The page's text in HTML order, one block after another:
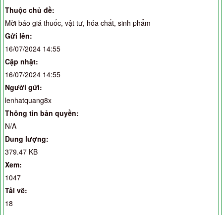
Thuộc chủ đề:
Mời báo giá thuốc, vật tư, hóa chất, sinh phẩm
Gửi lên:
16/07/2024 14:55
Cập nhật:
16/07/2024 14:55
Người gửi:
lenhatquang8x
Thông tin bản quyền:
N/A
Dung lượng:
379.47 KB
Xem:
1047
Tải về:
18